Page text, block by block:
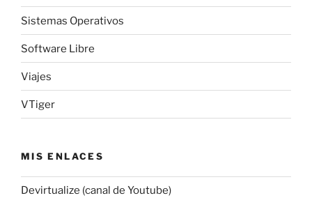
Sistemas Operativos
Software Libre
Viajes
VTiger
MIS ENLACES
Devirtualize (canal de Youtube)